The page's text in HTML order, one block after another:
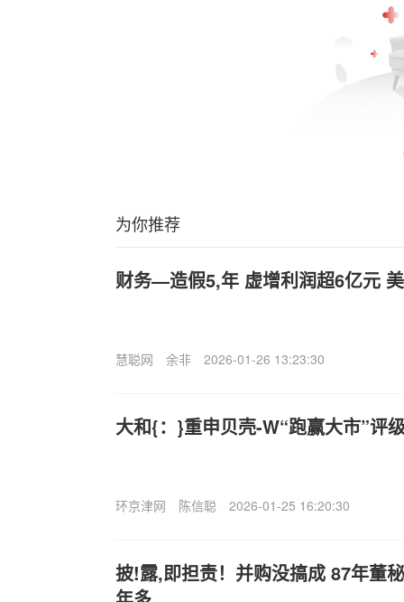
为你推荐
财务—造假5,年 虚增利润超6亿元
慧聪网 余非 2026-01-26 13:23:30
大和{：}重申贝壳-W“跑赢大市”评
环京津网 陈信聪 2026-01-25 16:20:30
披!露,即担责！并购没搞成 87年董